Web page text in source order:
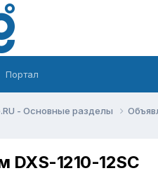
Портал
- Основные разделы
DXS-1210-12SC